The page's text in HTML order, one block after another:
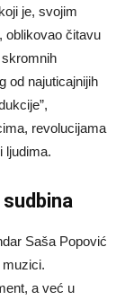
je, svojim
oblikovao čitavu
od najuticajnijih
revolucijama
ljudima.
Saša Popović
a već u